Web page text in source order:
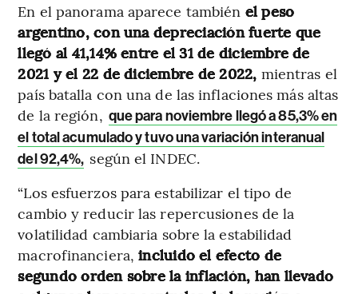
En el panorama aparece también el peso
argentino, con una depreciación fuerte que
llegó al 41,14% entre el 31 de diciembre de
2021 y el 22 de diciembre de 2022, mientras el
país batalla con una de las inflaciones más altas
de la región, que para noviembre llegó a 85,3% en
el total acumulado y tuvo una variación interanual
del 92,4%, según el INDEC.
“Los esfuerzos para estabilizar el tipo de
cambio y reducir las repercusiones de la
volatilidad cambiaria sobre la estabilidad
macrofinanciera,incluido el efecto de
segundo orden sobre la inflación, han llevado